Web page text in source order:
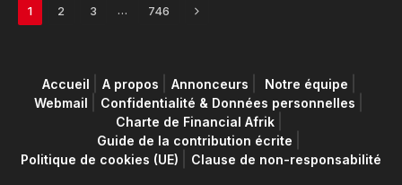
1 2 3 … 746 Next
Accueil A propos Annonceurs
Notre équipe
Webmail
Confidentialité & Données personnelles
Charte de Financial Afrik
Guide de la contribution écrite
Politique de cookies (UE)
Clause de non-responsabilité